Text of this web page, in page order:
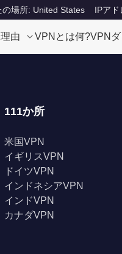
の場所: United States IPア
由 VPNとは何?VPN
111か所
米国VPN
イギリスVPN
ドイツVPN
インドネシアVPN
インドVPN
カナダVPN